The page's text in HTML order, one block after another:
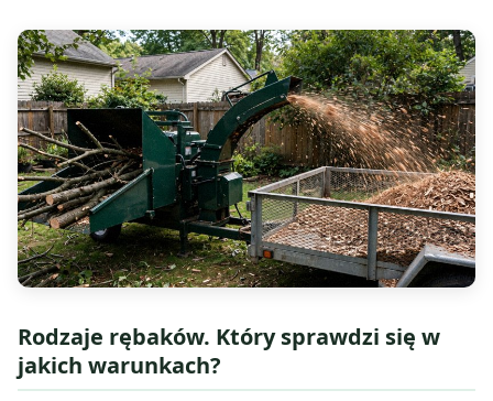
Rodzaje rębaków. Który sprawdzi się w
jakich warunkach?